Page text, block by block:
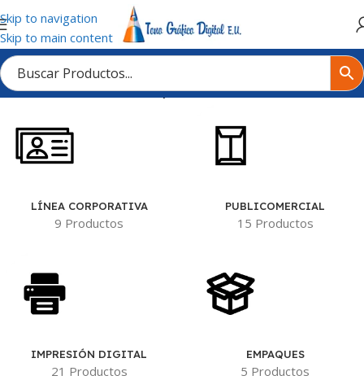
Skip to navigation
Skip to main content
Inicio/Tienda/Productos etiquetados “Planchas Metalicas”
LÍNEA CORPORATIVA
9 Productos
PUBLICOMERCIAL
15 Productos
IMPRESIÓN DIGITAL
21 Productos
EMPAQUES
5 Productos